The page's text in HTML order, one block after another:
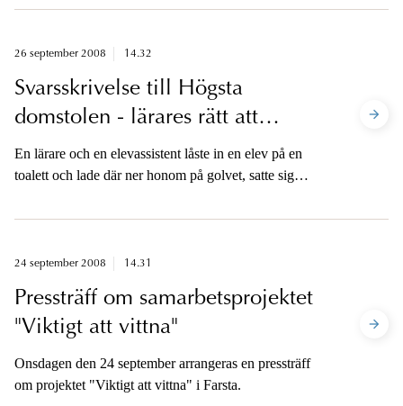
26 september 2008 14.32
Svarsskrivelse till Högsta
domstolen - lärares rätt att
använda våld mot elever
En lärare och en elevassistent låste in en elev på en
toalett och lade där ner honom på golvet, satte sig
24 september 2008 14.31
Pressträff om samarbetsprojektet
"Viktigt att vittna"
Onsdagen den 24 september arrangeras en pressträff
om projektet "Viktigt att vittna" i Farsta.